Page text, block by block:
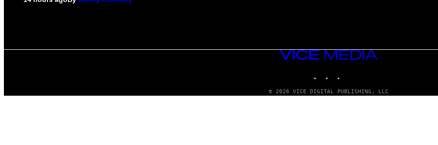
VICE
© 2026 VICE DIGITAL PUBLISHING, LLC